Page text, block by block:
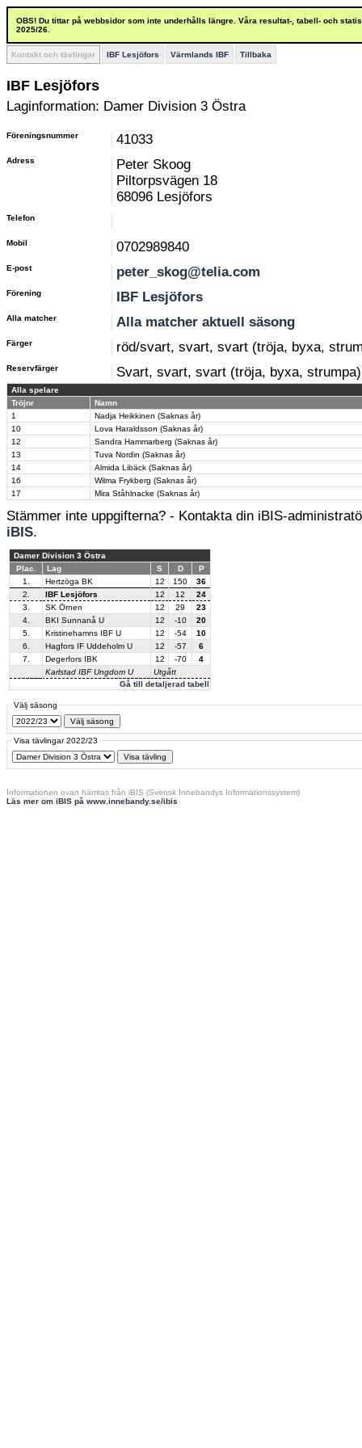
OBS! Du tittar på webbsidor som inte underhålls längre. Våra resultat-, tabell- och
2025/26.
Kontakt och tävlingar IBF Lesjöfors Värmlands IBF Tillbaka
IBF Lesjöfors
Laginformation: Damer Division 3 Östra
Föreningsnummer 41033
Adress
Peter Skoog
Piltorpsvägen 18
68096 Lesjöfors
Telefon
Mobil 0702989840
E-post peter_skog@telia.com
Förening IBF Lesjöfors
Alla matcher Alla matcher aktuell säsong
Färger röd/svart, svart, svart (tröja, byxa,
Reservfärger Svart, svart, svart (tröja, byxa, strumpa)
Alla spelare
Tröjnr
Namn
1
Nadja Heikkinen (Saknas år)
10
Lova Haraldsson (Saknas år)
12
Sandra Hammarberg (Saknas år)
13
Tuva Nordin (Saknas år)
14
Almida Libäck (Saknas år)
16
Wilma Frykberg (Saknas år)
17
Mira Ståhlnacke (Saknas år)
Stämmer inte uppgifterna? - Kontakta din iBIS-
iBIS.
Damer Division 3 Östra
Plac.
Lag S D P
Gå till detaljerad tabell
1. Hertzöga BK 12 150
36
2.
IBF Lesjöfors 12 12
24
3.
SK Örnen 12 29
23
4.
BKI Sunnanå U 12 -10
20
5.
Kristinehamns IBF U 12 -54
10
6.
Hagfors IF Uddeholm U 12 -57
6
7.
Degerfors IBK 12 -70
4
Karlstad IBF Ungdom U
Utgått
Välj säsong
Visa tävlingar 2022/23
Informationen ovan hämtas från iBIS (Svensk Innebandys Informationssystem)
Läs mer om iBIS på www.innebandy.se/ibis